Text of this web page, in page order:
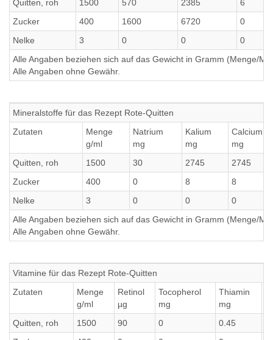
Quitten, roh 1500 570 2385
6
Zucker
400 1600 6720
0
Nelke
3 0 0
0
Alle Angaben beziehen sich auf das Gewicht in Gramm (Menge/
Alle Angaben ohne Gewähr.
Mineralstoffe für das Rezept Rote-Quitten
Zutaten
Menge
g/ml
Natrium
mg
Kalium
mg
Calcium
mg
Quitten, roh
1500 30 2745
2745
Zucker
400 0 8
8
Nelke
3 0 0
0
Alle Angaben beziehen sich auf das Gewicht in Gramm (Menge/
Alle Angaben ohne Gewähr.
Vitamine für das Rezept Rote-Quitten
Zutaten
Menge
g/ml
Retinol
µg
Tocopherol
mg
Thiamin
mg
Quitten, roh
1500 90 0 0.45